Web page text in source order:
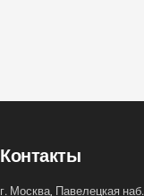
Контакты
г. Москва, Павелецкая наб.,